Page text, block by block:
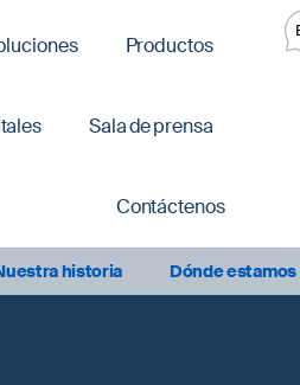
historia Dónde estamos
Productos
Sala de prensa
Contáctenos